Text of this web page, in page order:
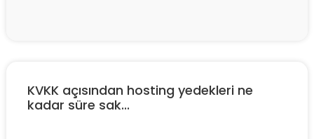
KVKK açısından hosting yedekleri ne
kadar süre sak...